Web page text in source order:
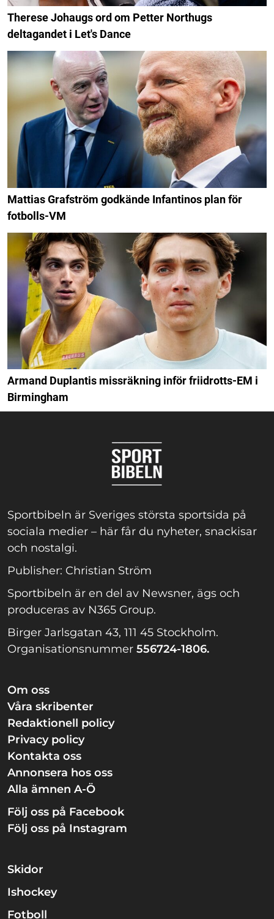
Therese Johaugs ord om Petter Northugs
deltagandet i Let's Dance
Mattias Grafström godkände Infantinos plan för
fotbolls-VM
Armand Duplantis missräkning inför friidrotts-EM i
Birmingham
Sportbibeln är Sveriges största sportsida på
sociala medier – här får du nyheter, snackisar
och nostalgi.
Publisher: Christian Ström
Sportbibeln är en del av Newsner, ägs och
produceras av N365 Group.
Birger Jarlsgatan 43, 111 45 Stockholm.
Organisationsnummer 556724-1806.
Om oss
Våra skribenter
Redaktionell policy
Privacy policy
Kontakta oss
Annonsera hos oss
Alla ämnen A-Ö
Följ oss på Facebook
Följ oss på Instagram
Skidor
Ishockey
Fotboll